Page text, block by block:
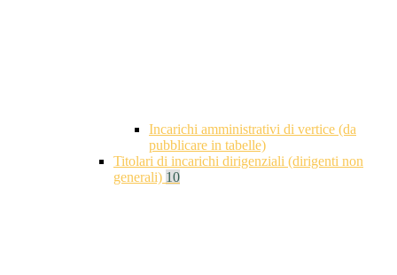
Incarichi amministrativi di vertice (da
pubblicare in tabelle)
Titolari di incarichi dirigenziali (dirigenti non
generali) 10